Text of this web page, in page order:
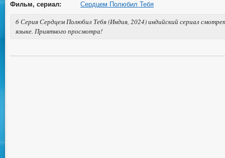
Фильм, сериал: Сердцем Полюбил Тебя
6 Серия Сердцем Полюбил Тебя (Индия, 2024) индийский сериал
языке. Приятного просмотра!